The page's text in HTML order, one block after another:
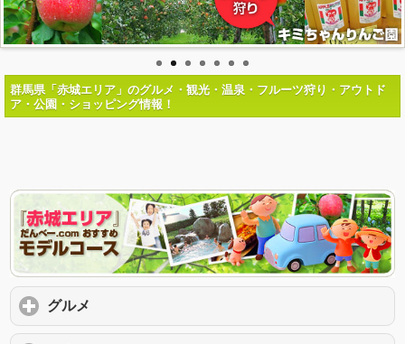
群馬県「赤城エリア」のグルメ・観光・温泉・フルーツ狩り・アウトド
ア・公園・ショッピング情報！
グルメ